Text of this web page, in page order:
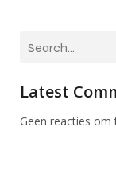
Latest
Geen reacties om